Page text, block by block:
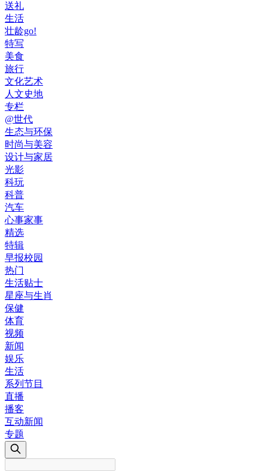
送礼
生活
壮龄go!
特写
美食
旅行
文化艺术
人文史地
专栏
@世代
生态与环保
时尚与美容
设计与家居
光影
科玩
科普
汽车
心事家事
精选
特辑
早报校园
热门
生活贴士
星座与生肖
保健
体育
视频
新闻
娱乐
生活
系列节目
直播
播客
互动新闻
专题